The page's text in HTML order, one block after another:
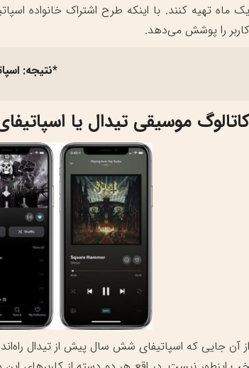
کاربر را پوشش می‌دهد.
*نتیجه:
کاتالوگ موسیقی تیدال یا
از آن جایی که اسپاتیفای شش سال پیش از تیدال